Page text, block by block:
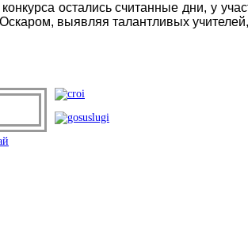
остались считанные дни, у
выявляя талантливых